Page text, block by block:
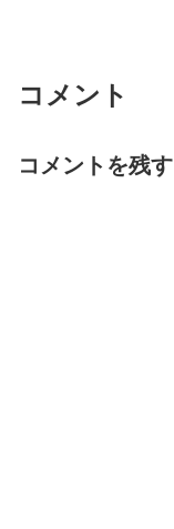
コメント
コメントを残す